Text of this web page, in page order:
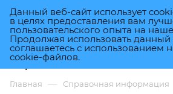
Бренды
Главная — Справочная информация
Данный веб-сайт использует
в целях предоставления вам
пользовательского опыта на
Продолжая использовать данный
соглашаетесь с использованием
cookie-файлов.